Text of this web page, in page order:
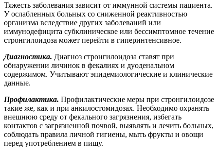
Тяжесть заболевания зависит от иммунной системы пациента.
У ослабленных больных со сниженной реактивностью
организма вследствие других заболеваний или
иммунодефицита субклиническое или бессимптомное течение
стронгилоидоза может перейти в гиперинтенсивное.
Диагностика. Диагноз стронгилоидоза ставят при
обнаружении личинок в фекалиях и дуоденальном
содержимом. Учитывают эпидемиологические и клинические
данные.
Профилактика. Профилактические меры при стронгилоидозе
такие же, как и при анкилостомидозах. Необходимо охранять
внешнюю среду от фекального загрязнения, избегать
контактов с загрязненной почвой, выявлять и лечить больных,
соблюдать правила личной гигиены, мыть фрукты и овощи
перед употреблением в пищу.